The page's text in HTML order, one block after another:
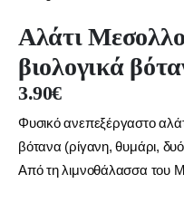
Αλάτι
βιολογικά
3.90€
Φυσικό ανεπεξέργαστο
βότανα (ρίγανη, θυμάρι,
Από τη λιμνοθάλασσα του